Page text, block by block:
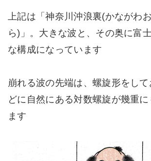
上記は「神奈川沖浪裏(かながわ
ら)」。大きな波と、その奥に富
な構成になっています
崩れる波の先端は、螺旋形をし
どに自然にある対数螺旋が幾重
ます